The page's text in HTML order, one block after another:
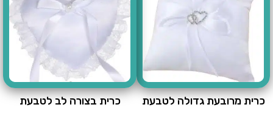
כרית מרובעת גדולה לטבעת כרית בצורה לב לטבעת